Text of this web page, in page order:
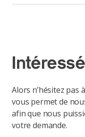
Alors n’hésitez pas
vous permet de
afin que nous
votre demande.